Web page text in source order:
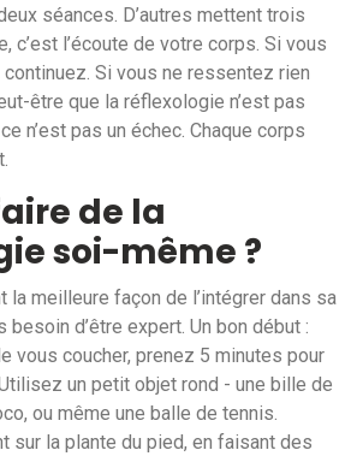
séances. D’autres mettent trois
c’est l’écoute de votre corps. Si vous
Si vous ne ressentez rien
être que la réflexologie n’est pas
n’est pas un échec. Chaque corps
de la
soi-même ?
la meilleure façon de l’intégrer dans sa
besoin d’être expert. Un bon début :
vous coucher, prenez 5 minutes pour
un petit objet rond - une bille de
ou même une balle de tennis.
sur la plante du pied, en faisant des